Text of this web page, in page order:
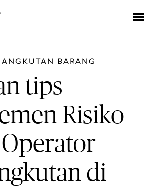
BARANG
tips
Risiko
di